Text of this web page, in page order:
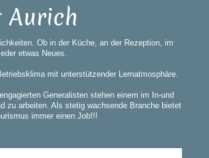
Ob in der Küche, an der Rezeption, im
etwas Neues.
mit unterstützender Lernatmosphäre.
Generalisten stehen einem im In-und
zu arbeiten. Als stetig wachsende Branche bietet
immer einen Job!!!